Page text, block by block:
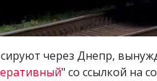
через Днепр,
" со ссылкой на